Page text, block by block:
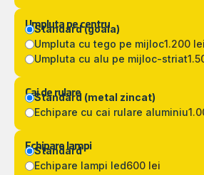
Umpluta pe centru
Standard (goala)
Umpluta cu tego pe mijloc1.200 lei
Umpluta cu alu pe mijloc-striat
Cai de rulare
Standard (metal zincat)
Echipare cu cai rulare aluminiu
Echipare lampi
Standard
Echipare lampi led600 lei